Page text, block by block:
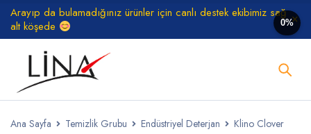
Arayıp da bulamadığınız ürünler için canlı destek ekibimiz sağ
alt köşede
Ana Sayfa Temizlik Grubu Endüstriyel Deterjan
Klino Clover
0%